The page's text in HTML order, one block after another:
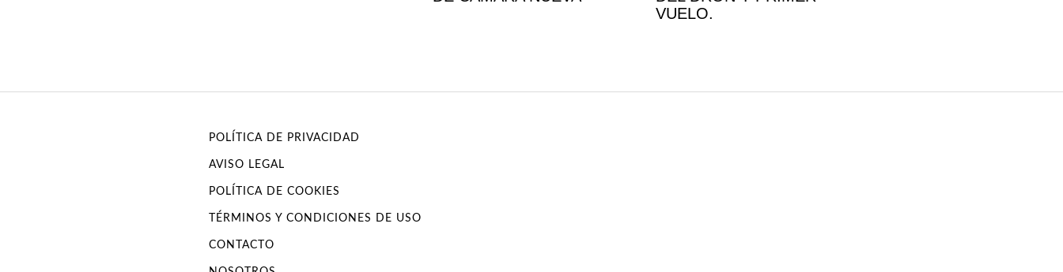
VUELO.
POLÍTICA DE PRIVACIDAD
AVISO LEGAL
POLÍTICA DE COOKIES
TÉRMINOS Y CONDICIONES DE USO
CONTACTO